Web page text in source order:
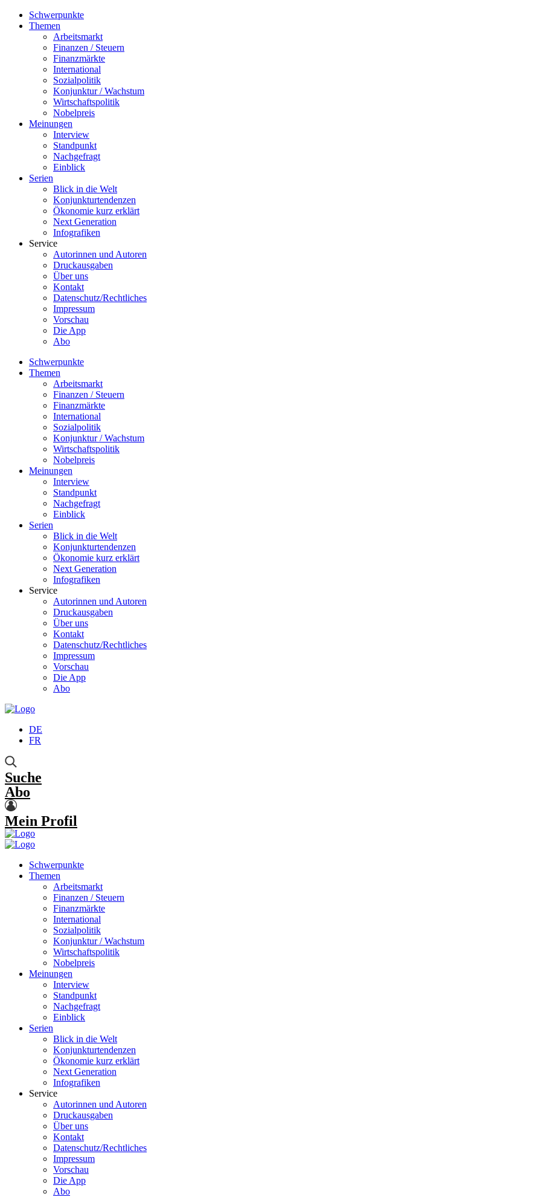
Schwerpunkte
Themen
Arbeitsmarkt
Finanzen / Steuern
Finanzmärkte
International
Sozialpolitik
Konjunktur / Wachstum
Wirtschaftspolitik
Nobelpreis
Meinungen
Interview
Standpunkt
Nachgefragt
Einblick
Serien
Blick in die Welt
Konjunkturtendenzen
Ökonomie kurz erklärt
Next Generation
Infografiken
Service
Autorinnen und Autoren
Druckausgaben
Über uns
Kontakt
Datenschutz/Rechtliches
Impressum
Vorschau
Die App
Abo
Schwerpunkte
Themen
Arbeitsmarkt
Finanzen / Steuern
Finanzmärkte
International
Sozialpolitik
Konjunktur / Wachstum
Wirtschaftspolitik
Nobelpreis
Meinungen
Interview
Standpunkt
Nachgefragt
Einblick
Serien
Blick in die Welt
Konjunkturtendenzen
Ökonomie kurz erklärt
Next Generation
Infografiken
Service
Autorinnen und Autoren
Druckausgaben
Über uns
Kontakt
Datenschutz/Rechtliches
Impressum
Vorschau
Die App
Abo
DE
FR
Suche
Abo
Mein Profil
Schwerpunkte
Themen
Arbeitsmarkt
Finanzen / Steuern
Finanzmärkte
International
Sozialpolitik
Konjunktur / Wachstum
Wirtschaftspolitik
Nobelpreis
Meinungen
Interview
Standpunkt
Nachgefragt
Einblick
Serien
Blick in die Welt
Konjunkturtendenzen
Ökonomie kurz erklärt
Next Generation
Infografiken
Service
Autorinnen und Autoren
Druckausgaben
Über uns
Kontakt
Datenschutz/Rechtliches
Impressum
Vorschau
Die App
Abo